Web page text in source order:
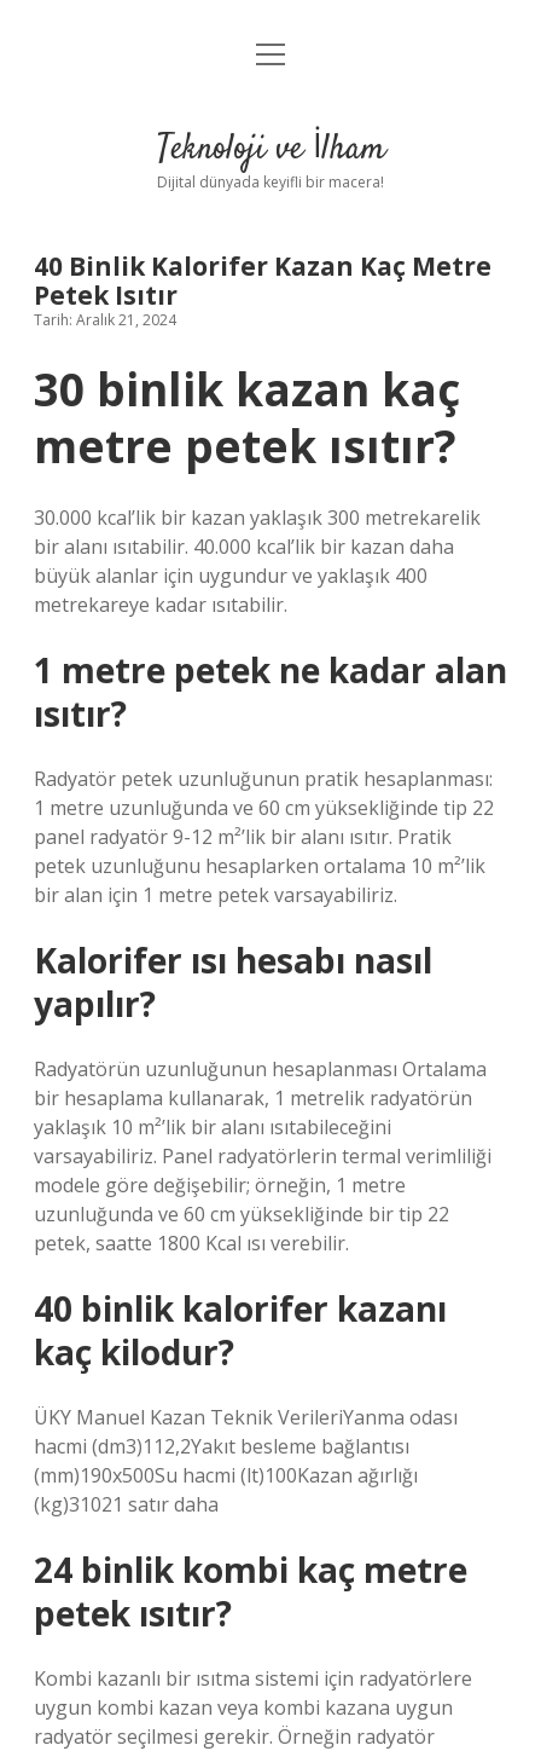
Anasayfa
Yasal Uyarı
menüyü
Teknoloji ve İlham
Dijital dünyada keyifli bir macera!
40 Binlik Kalorifer Kazan Kaç Metre
Petek Isıtır
Tarih: Aralık 21, 2024
30 binlik kazan kaç
metre petek ısıtır?
30.000 kcal’lik bir kazan yaklaşık 300 metrekarelik
bir alanı ısıtabilir. 40.000 kcal’lik bir kazan daha
büyük alanlar için uygundur ve yaklaşık 400
metrekareye kadar ısıtabilir.
1 metre petek ne kadar alan
ısıtır?
Radyatör petek uzunluğunun pratik hesaplanması:
1 metre uzunluğunda ve 60 cm yüksekliğinde tip 22
panel radyatör 9-12 m²’lik bir alanı ısıtır. Pratik
petek uzunluğunu hesaplarken ortalama 10 m²’lik
bir alan için 1 metre petek varsayabiliriz.
Kalorifer ısı hesabı nasıl
yapılır?
Radyatörün uzunluğunun hesaplanması Ortalama
bir hesaplama kullanarak, 1 metrelik radyatörün
yaklaşık 10 m²’lik bir alanı ısıtabileceğini
varsayabiliriz. Panel radyatörlerin termal verimliliği
modele göre değişebilir; örneğin, 1 metre
uzunluğunda ve 60 cm yüksekliğinde bir tip 22
petek, saatte 1800 Kcal ısı verebilir.
40 binlik kalorifer kazanı
kaç kilodur?
ÜKY Manuel Kazan Teknik VerileriYanma odası
hacmi (dm3)112,2Yakıt besleme bağlantısı
(mm)190x500Su hacmi (lt)100Kazan ağırlığı
(kg)31021 satır daha
24 binlik kombi kaç metre
petek ısıtır?
Kombi kazanlı bir ısıtma sistemi için radyatörlere
uygun kombi kazan veya kombi kazana uygun
radyatör seçilmesi gerekir. Örneğin radyatör